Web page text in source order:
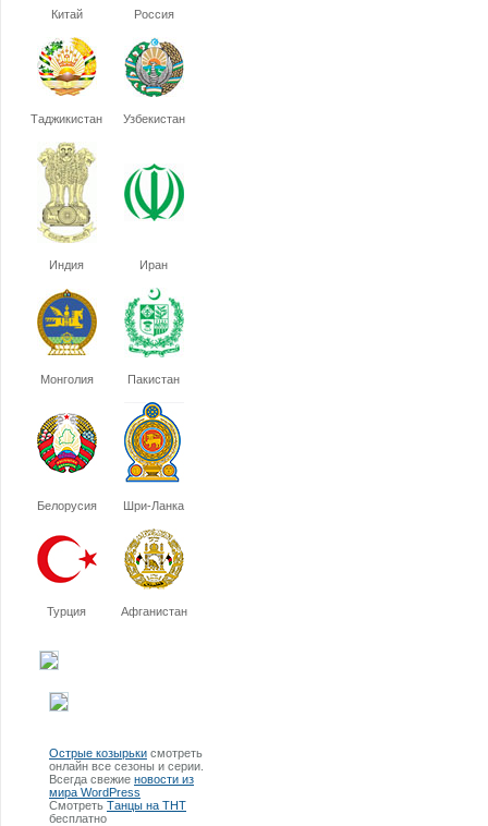
Китай Россия
Таджикистан Узбекистан
Индия Иран
Монголия Пакистан
Белорусия Шри-Ланка
Турция Афганистан
Острые козырьки смотреть
онлайн все сезоны и серии.
Всегда свежие новости из
мира WordPress
Смотреть Танцы на ТНТ
бесплатно